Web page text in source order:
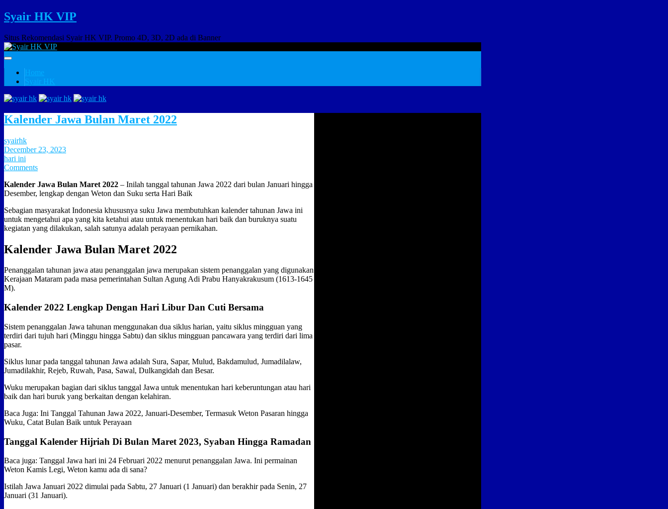
Syair HK VIP
Situs Rekomendasi Syair HK VIP. Promo 4D, 3D, 2D ada di Banner
Home
Syair HK
Kalender Jawa Bulan Maret 2022
syairhk
December 23, 2023
hari ini
Comments
Kalender Jawa Bulan Maret 2022 – Inilah tanggal tahunan Jawa 2022 dari bulan Januari hingga
Desember, lengkap dengan Weton dan Suku serta Hari Baik
Sebagian masyarakat Indonesia khususnya suku Jawa membutuhkan kalender tahunan Jawa ini
untuk mengetahui apa yang kita ketahui atau untuk menentukan hari baik dan buruknya suatu
kegiatan yang dilakukan, salah satunya adalah perayaan pernikahan.
Kalender Jawa Bulan Maret 2022
Penanggalan tahunan jawa atau penanggalan jawa merupakan sistem penanggalan yang digunakan
Kerajaan Mataram pada masa pemerintahan Sultan Agung Adi Prabu Hanyakrakusum (1613-1645
M).
Kalender 2022 Lengkap Dengan Hari Libur Dan Cuti Bersama
Sistem penanggalan Jawa tahunan menggunakan dua siklus harian, yaitu siklus mingguan yang
terdiri dari tujuh hari (Minggu hingga Sabtu) dan siklus mingguan pancawara yang terdiri dari lima
pasar.
Siklus lunar pada tanggal tahunan Jawa adalah Sura, Sapar, Mulud, Bakdamulud, Jumadilalaw,
Jumadilakhir, Rejeb, Ruwah, Pasa, Sawal, Dulkangidah dan Besar.
Wuku merupakan bagian dari siklus tanggal Jawa untuk menentukan hari keberuntungan atau hari
baik dan hari buruk yang berkaitan dengan kelahiran.
Baca Juga: Ini Tanggal Tahunan Jawa 2022, Januari-Desember, Termasuk Weton Pasaran hingga
Wuku, Catat Bulan Baik untuk Perayaan
Tanggal Kalender Hijriah Di Bulan Maret 2023, Syaban Hingga Ramadan
Baca juga: Tanggal Jawa hari ini 24 Februari 2022 menurut penanggalan Jawa. Ini permainan
Weton Kamis Legi, Weton kamu ada di sana?
Istilah Jawa Januari 2022 dimulai pada Sabtu, 27 Januari (1 Januari) dan berakhir pada Senin, 27
Januari (31 Januari).